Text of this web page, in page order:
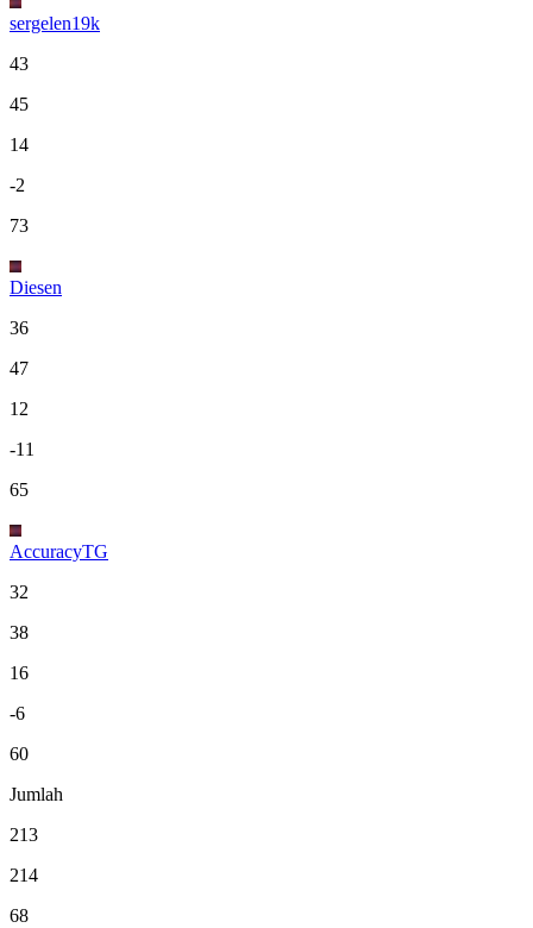
sergelen19k
43
45
14
-2
73
Diesen
36
47
12
-11
65
AccuracyTG
32
38
16
-6
60
Jumlah
213
214
68